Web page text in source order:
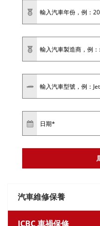
汽車維修保養
ICBC 車禍保修